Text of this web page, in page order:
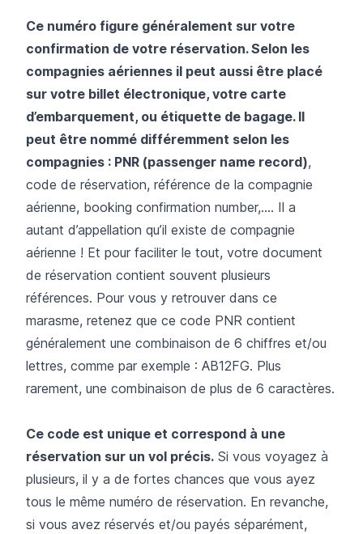
Ce numéro figure généralement sur votre
confirmation de votre réservation. Selon les
compagnies aériennes il peut aussi être placé
sur votre billet électronique, votre carte
d’embarquement, ou étiquette de bagage. Il
peut être nommé différemment selon les
compagnies : PNR (passenger name record),
code de réservation, référence de la compagnie
aérienne, booking confirmation number,…. Il a
autant d’appellation qu’il existe de compagnie
aérienne ! Et pour faciliter le tout, votre document
de réservation contient souvent plusieurs
références. Pour vous y retrouver dans ce
marasme, retenez que ce code PNR contient
généralement une combinaison de 6 chiffres et/ou
lettres, comme par exemple : AB12FG. Plus
rarement, une combinaison de plus de 6 caractères.
Ce code est unique et correspond à une
réservation sur un vol précis. Si vous voyagez à
plusieurs, il y a de fortes chances que vous ayez
tous le même numéro de réservation. En revanche,
si vous avez réservés et/ou payés séparément,